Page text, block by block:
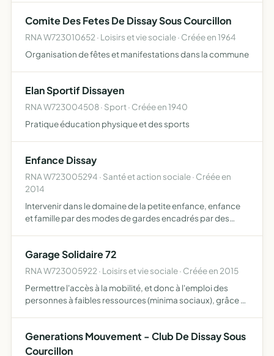
Comite Des Fetes De Dissay Sous Courcillon
RNA W723010652 · Loisirs et vie sociale · Créée en 1964
Organisation de fêtes et manifestations dans la commune
Elan Sportif Dissayen
RNA W723004508 · Sport · Créée en 1940
Pratique éducation physique et des sports
Enfance Dissay
RNA W723005294 · Santé et action sociale · Créée en
2014
Intervenir dans le domaine de la petite enfance, enfance
et famille par des modes de gardes encadrés par des
Garage Solidaire 72
RNA W723005922 · Loisirs et vie sociale · Créée en 2015
Permettre l'accès à la mobilité, et donc à l'emploi des
personnes à faibles ressources (minima sociaux), grâce à
Generations Mouvement - Club De Dissay Sous
Courcillon